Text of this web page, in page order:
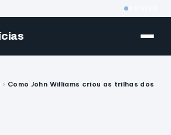
› Como John Williams criou as trilhas dos